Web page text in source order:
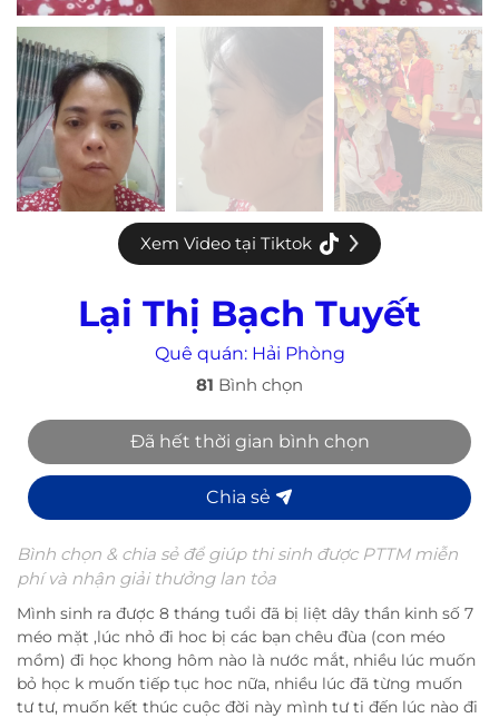
Xem Video tại Tiktok
Lại Thị Bạch Tuyết
Quê quán: Hải Phòng
81 Bình chọn
Đã hết thời gian bình chọn
Chia sẻ
Bình chọn & chia sẻ để giúp thi sinh được PTTM miễn
phí và nhận giải thưởng lan tỏa
Mình sinh ra được 8 tháng tuổi đã bị liệt dây thần kinh số 7
méo mặt ,lúc nhỏ đi hoc bị các bạn chêu đùa (con méo
mồm) đi học khong hôm nào là nước mắt, nhiều lúc muốn
bỏ học k muốn tiếp tục hoc nữa, nhiều lúc đã từng muốn
tư tư, muốn kết thúc cuộc đời này mình tư ti đến lúc nào đi